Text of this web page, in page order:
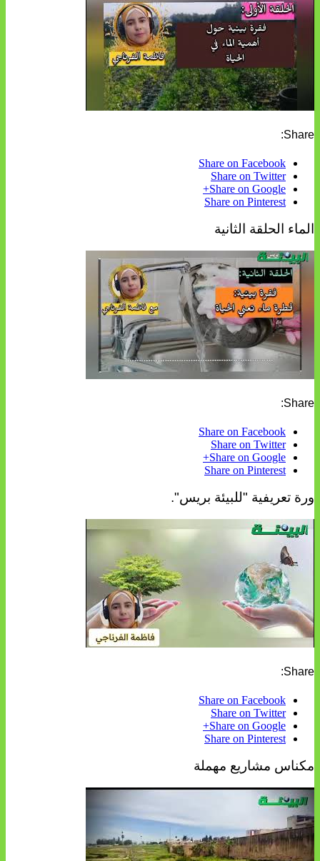
Share:
Share on Facebook
Share on Twitter
Share on Google+
Share on Pinterest
الماء الحلقة الثانية
Share:
Share on Facebook
Share on Twitter
Share on Google+
Share on Pinterest
ورة تعريفية "للبيئة بريس".
Share:
Share on Facebook
Share on Twitter
Share on Google+
Share on Pinterest
مكناس مشاريع مهملة